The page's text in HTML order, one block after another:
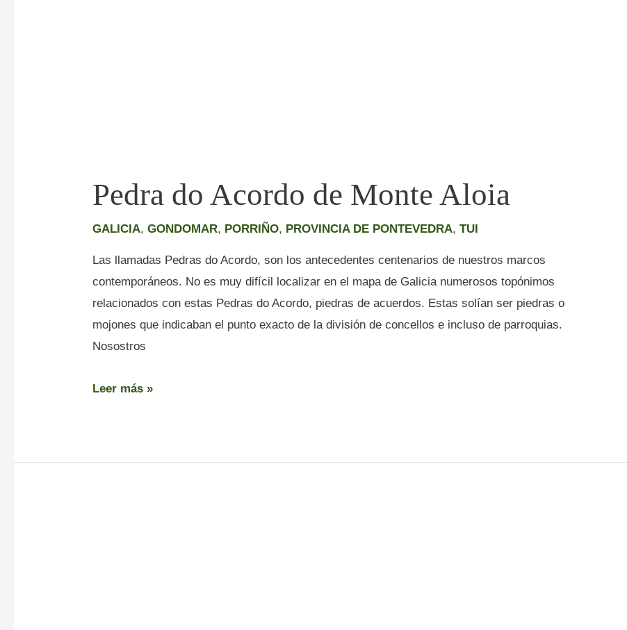
Pedra do Acordo de Monte Aloia
GALICIA,GONDOMAR, PORRIÑO, PROVINCIA DE PONTEVEDRA,TUI
Las llamadas Pedras do Acordo, son los antecedentes centenarios de nuestros marcos
contemporáneos. No es muy difícil localizar en el mapa de Galicia numerosos topónimos
relacionados con estas Pedras do Acordo, piedras de acuerdos. Estas solían ser piedras o
mojones que indicaban el punto exacto de la división de concellos e incluso de parroquias.
Nosostros
Leer más »